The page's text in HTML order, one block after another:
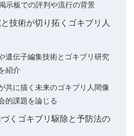
示板での評判や流行の背景
技術が切り拓くゴキブリ人
遺伝子編集技術とゴキブリ研究
紹介
共に描く未来のゴキブリ人間像
的課題を論じる
くゴキブリ駆除と予防法の